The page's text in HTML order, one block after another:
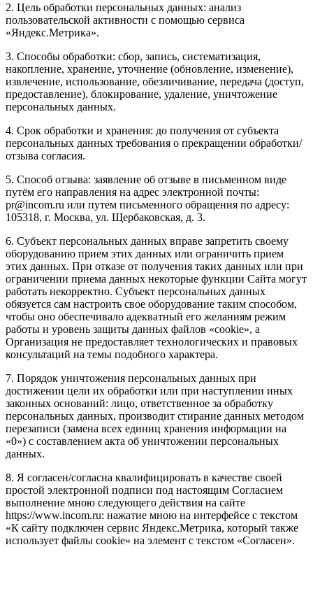
2. Цель обработки персональных данных: анализ
пользовательской активности с помощью сервиса
«Яндекс.Метрика».
3. Способы обработки: сбор, запись, систематизация,
накопление, хранение, уточнение (обновление, изменение),
извлечение, использование, обезличивание, передача (доступ,
предоставление), блокирование, удаление, уничтожение
персональных данных.
4. Срок обработки и хранения: до получения от субъекта
персональных данных требования о прекращении обработки/
отзыва согласия.
5. Способ отзыва: заявление об отзыве в письменном виде
путём его направления на адрес электронной почты:
pr@incom.ru или путем письменного обращения по адресу:
105318, г. Москва, ул. Щербаковская, д. 3.
6. Субъект персональных данных вправе запретить своему
оборудованию прием этих данных или ограничить прием
этих данных. При отказе от получения таких данных или при
ограничении приема данных некоторые функции Сайта могут
работать некорректно. Субъект персональных данных
обязуется сам настроить свое оборудование таким способом,
чтобы оно обеспечивало адекватный его желаниям режим
работы и уровень защиты данных файлов «cookie», а
Организация не предоставляет технологических и правовых
консультаций на темы подобного характера.
7. Порядок уничтожения персональных данных при
достижении цели их обработки или при наступлении иных
законных оснований: лицо, ответственное за обработку
персональных данных, производит стирание данных методом
перезаписи (замена всех единиц хранения информации на
«0») с составлением акта об уничтожении персональных
данных.
8. Я согласен/согласна квалифицировать в качестве своей
простой электронной подписи под настоящим Согласием
выполнение мною следующего действия на сайте
https://www.incom.ru: нажатие мною на интерфейсе с текстом
«К сайту подключен сервис Яндекс.Метрика, который также
использует файлы cookie» на элемент с текстом «Согласен».